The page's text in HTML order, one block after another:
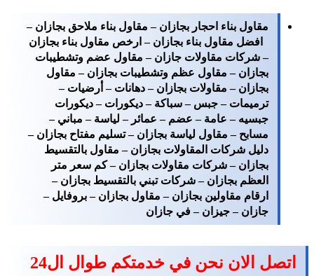
مقاول بناء احجار بجازان – مقاول بناء ملاحق بجازان –
افضل مقاول بناء بجازان – ارخص مقاول بناء بجازان
– شركات مقاولات جازان – مقاول عضم وتشطيبات
بجازان – مقاول عظم وتشطيبات بجازان – مقاول
بجازان – مقاولات بجازان – دهانات – أرضيات –
ترميمات – جبس – سباكة – ديكورات – ديكورات
جبسيه – عامة – عضم – عمائر – لياسة – مباني –
مسابح – مقاول لياسة بجازان – تسليم مفتاح بجازان –
دليل شركات المقاولات بجازان – مقاول بالتقسيط
بجازان – شركات مقاولات بجازان – كم سعر متر
العظم بجازان – شركات تبني بالتقسيط بجازان –
ارقام مقاولين بجازان – مقاول بجازان – بروفايل –
جازان – جيزان – في جازان
اتصل الان نحن في خدمتكم طوال ال24